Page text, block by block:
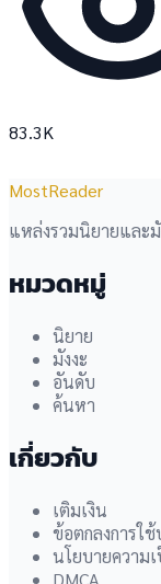
83.3K
MostReader
แหล่งรวมนิยายและ
หมวดหมู่
นิยาย
มังงะ
อันดับ
ค้นหา
เกี่ยวกับ
เติมเงิน
ข้อตกลงการใช้
นโยบายความ
DMCA